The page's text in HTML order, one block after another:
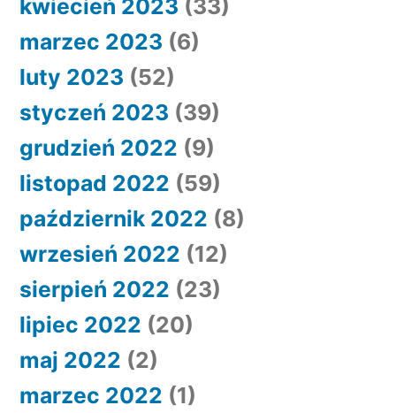
kwiecień 2023 (33)
marzec 2023 (6)
luty 2023 (52)
styczeń 2023 (39)
grudzień 2022 (9)
listopad 2022 (59)
październik 2022 (8)
wrzesień 2022 (12)
sierpień 2022 (23)
lipiec 2022 (20)
maj 2022 (2)
marzec 2022 (1)